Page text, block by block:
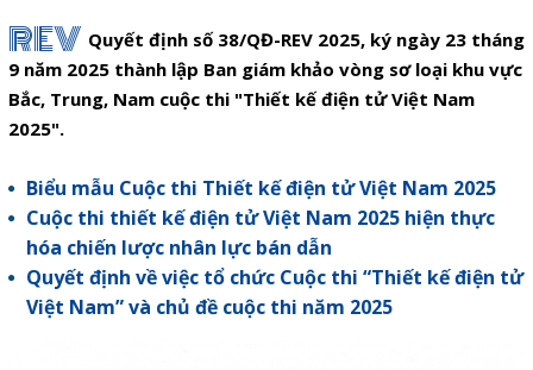
REV Quyết định số 38/QĐ-REV 2025, ký ngày 23 tháng
9 năm 2025 thành lập Ban giám khảo vòng sơ loại khu vực
Bắc, Trung, Nam cuộc thi "Thiết kế điện tử Việt Nam
2025".
Biểu mẫu Cuộc thi Thiết kế điện tử Việt Nam 2025
Cuộc thi thiết kế điện tử Việt Nam 2025 hiện thực
hóa chiến lược nhân lực bán dẫn
Quyết định về việc tổ chức Cuộc thi “Thiết kế điện tử
Việt Nam” và chủ đề cuộc thi năm 2025